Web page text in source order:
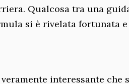
Qualcosa tra una
si è rivelata fortunata
interessante che